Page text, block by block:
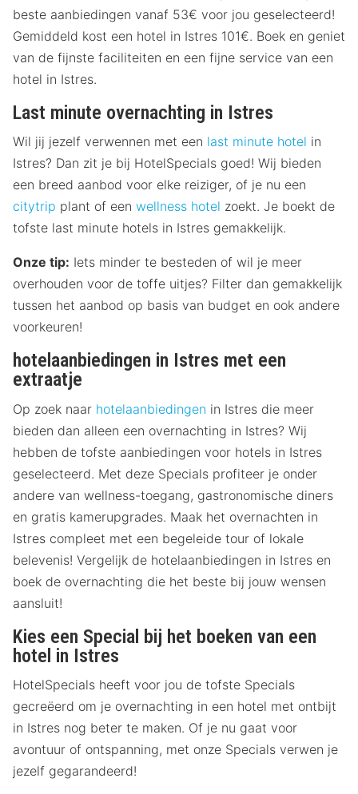
beste aanbiedingen vanaf 53€ voor jou geselecteerd!
Gemiddeld kost een hotel in Istres 101€. Boek en geniet
van de fijnste faciliteiten en een fijne service van een
hotel in Istres.
Last minute overnachting in Istres
Wil jij jezelf verwennen met een last minute hotel in
Istres? Dan zit je bij HotelSpecials goed! Wij bieden
een breed aanbod voor elke reiziger, of je nu een
citytrip plant of een wellness hotel zoekt. Je boekt de
tofste last minute hotels in Istres gemakkelijk.
Onze tip: Iets minder te besteden of wil je meer
overhouden voor de toffe uitjes? Filter dan gemakkelijk
tussen het aanbod op basis van budget en ook andere
voorkeuren!
hotelaanbiedingen in Istres met een
extraatje
Op zoek naar hotelaanbiedingen in Istres die meer
bieden dan alleen een overnachting in Istres? Wij
hebben de tofste aanbiedingen voor hotels in Istres
geselecteerd. Met deze Specials profiteer je onder
andere van wellness-toegang, gastronomische diners
en gratis kamerupgrades. Maak het overnachten in
Istres compleet met een begeleide tour of lokale
belevenis! Vergelijk de hotelaanbiedingen in Istres en
boek de overnachting die het beste bij jouw wensen
aansluit!
Kies een Special bij het boeken van een
hotel in Istres
HotelSpecials heeft voor jou de tofste Specials
gecreëerd om je overnachting in een hotel met ontbijt
in Istres nog beter te maken. Of je nu gaat voor
avontuur of ontspanning, met onze Specials verwen je
jezelf gegarandeerd!